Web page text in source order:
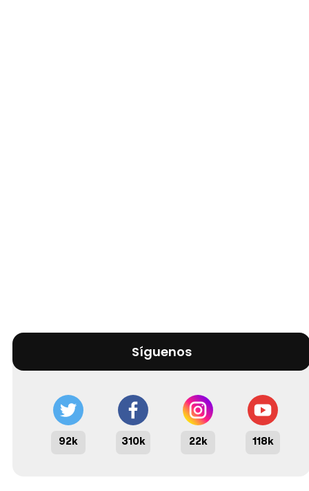
Síguenos
92k 310k 22k 118k